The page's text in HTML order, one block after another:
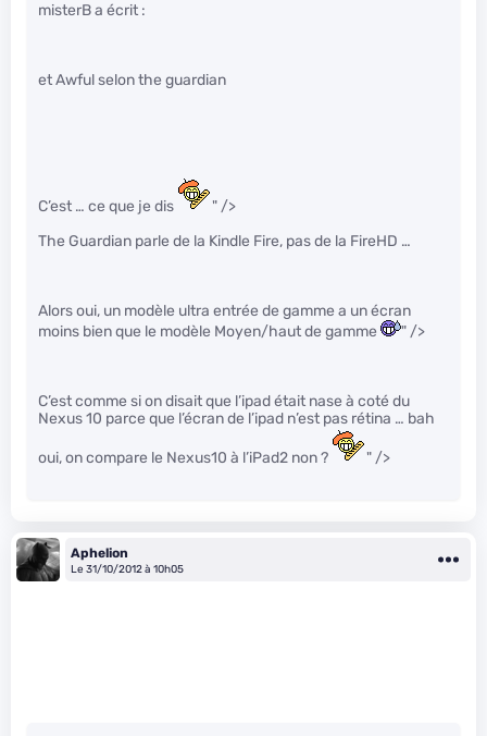
misterB a écrit :
et Awful selon the guardian
C’est … ce que je dis
" />
The Guardian parle de la Kindle Fire, pas de la FireHD …
Alors oui, un modèle ultra entrée de gamme a un écran
moins bien que le modèle Moyen/haut de gamme
" />
C’est comme si on disait que l’ipad était nase à coté du
Nexus 10 parce que l’écran de l’ipad n’est pas rétina … bah
oui, on compare le Nexus10 à l’iPad2 non ? " />
Aphelion
Le 31/10/2012 à 10h05